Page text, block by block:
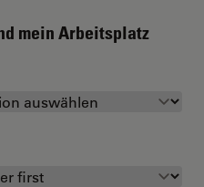
mein Arbeitsplatz